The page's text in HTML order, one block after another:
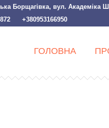
Борщагівка, вул. Академіка
+380953166950
ГОЛОВНА